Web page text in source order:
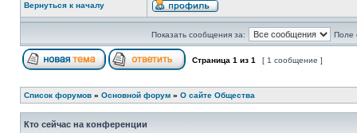
Вернуться к началу
Показать сообщения за: Поле
Страница 1 из 1 [ 1 сообщение ]
Список форумов » Основной форум » О сайте Общества
Кто сейчас на конференции